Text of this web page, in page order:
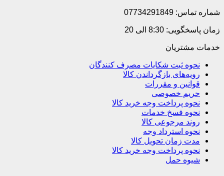
شماره تماس: 07734291849
زمان پاسخگویی: 8:30 الی 20
خدمات مشتریان
نحوه ثبت شکایات مصرف کنندگان
رویه‌های بازگرداندن کالا
قوانین و مقررات
حریم خصوصی
نحوه پرداخت وجه خرید کالا
نحوه فسخ خدمات
روند مرجوعی کالا
نحوه استرداد وجه
مدت زمان تحویل کالا
نحوه پرداخت وجه خرید کالا
شیوه حمل